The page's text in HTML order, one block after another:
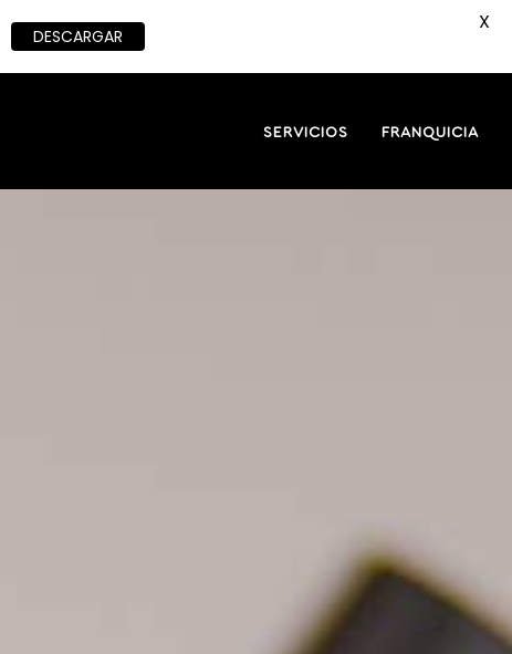
SERVICIOS FRANQUICIA
DESCARGAR
X